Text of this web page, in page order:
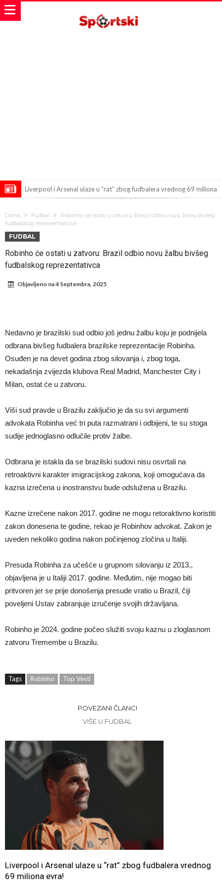
Liverpool i Arsenal ulaze u “rat” zbog fudbalera vrednog 69 miliona
fudbaler Barcelone
Engleski reprezentativac optužen za napad u noćnom klubu
Suđenje o smrti Maradone: Noge su mu bile natečene, nije se hteo
oprati
Ko je pomogao Rodriju da odabere Barselonu?
Mesi, znate li ko je drugi?
Doma Fudbal
Robinho će ostati u zatvoru: Brazil odbio novu žalbu bivšeg
fudbalskog reprezentativca
FUDBAL
Robinho će ostati u zatvoru: Brazil odbio novu žalbu bivšeg
fudbalskog reprezentativca
Objavljeno na4 Septembra, 2025
Nedavno je brazilski sud odbio još jednu žalbu koju je podnijela
odbrana bivšeg fudbalera brazilske reprezentacije Robinha.
Osuđen je na devet godina zbog silovanja i, zbog toga,
nekadašnja zvijezda klubova Real Madrid, Manchester City i
Milan, ostat će u zatvoru.
Viši sud pravde u Brazilu zaključio je da su svi argumenti
advokata Robinha već tri puta razmatrani i odbijeni, te su stoga
sudije jednoglasno odlučile protiv žalbe.
Odbrana je istakla da se brazilski sudovi nisu osvrtali na
retroaktivni karakter imigracijskog zakona, koji omogućava da
kazna izrečena u inostranstvu bude odslužena u Brazilu.
Kazne izrečene nakon 2017. godine ne mogu retoraktivno koristiti
zakon donesena te godine, rekao je Robinhov advokat. Zakon je
uveden nekoliko godina nakon počinjenog zločina u Italiji.
Presuda Robinha za učešće u grupnom silovanju iz 2013.,
objavljena je u Italiji 2017. godine. Međutim, nije mogao biti
pritvoren jer se prije donošenja presude vratio u Brazil, čiji
poveljeni Ustav zabranjuje izručenje svojih državljana.
Robinho je 2024. godine počeo služiti svoju kaznu u zloglasnom
zatvoru Tremembe u Brazilu.
Tags Robinho Top Vesti
POVEZANI ČLANCI
VIŠE U FUDBAL
Liverpool i Arsenal ulaze u “rat” zbog fudbalera vrednog
69 miliona evra!